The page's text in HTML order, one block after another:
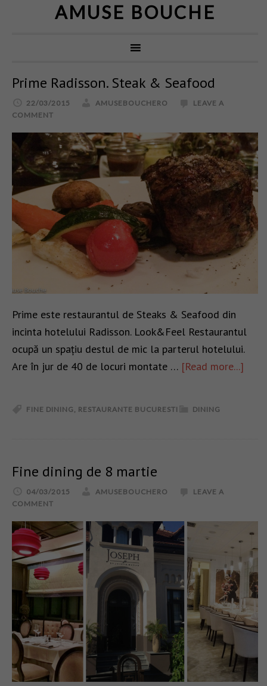
AMUSE BOUCHE
Prime Radisson. Steak & Seafood
22/03/2015 AMUSEBOUCHERO
LEAVE A
COMMENT
Prime este restaurantul de Steaks & Seafood din
incinta hotelului Radisson. Look&Feel Restaurantul
ocupă un spațiu destul de mic la parterul hotelului.
Are în jur de 40 de locuri montate … [Read more...]
DINING
FINE DINING RESTAURANTE BUCURESTI
Fine dining de 8 martie
04/03/2015 AMUSEBOUCHERO
LEAVE A
COMMENT